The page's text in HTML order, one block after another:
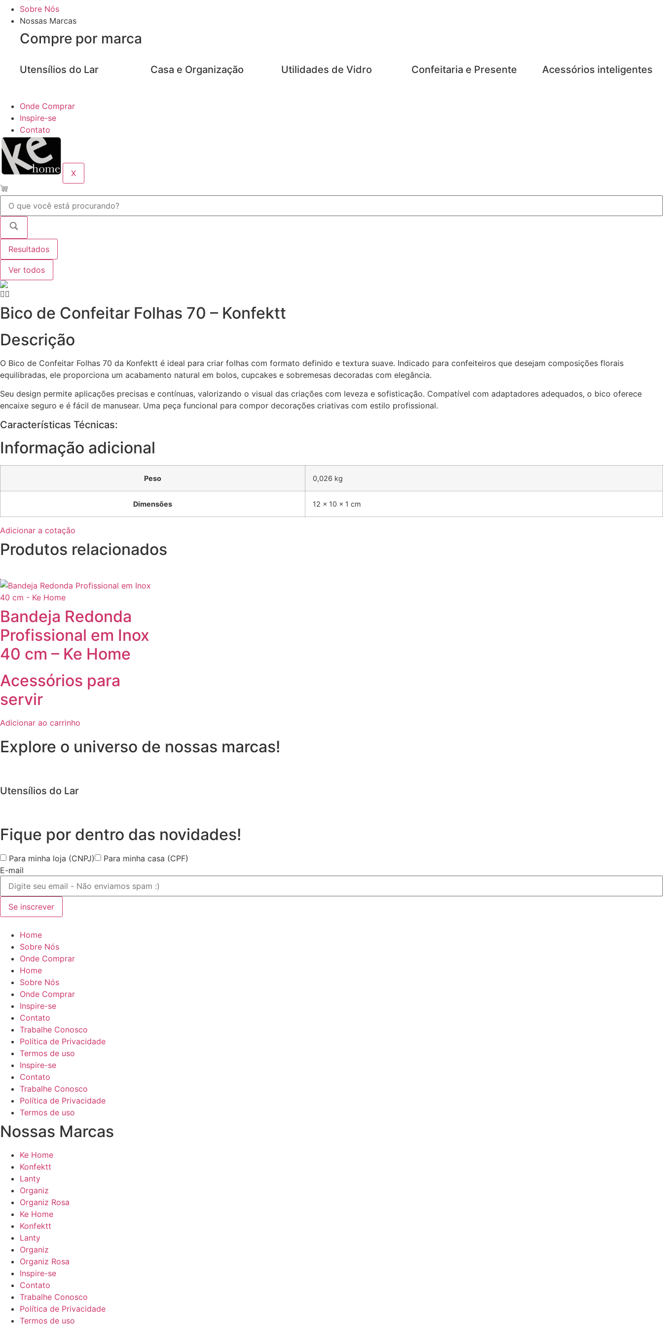
Sobre Nós
Nossas Marcas
Compre por marca
Utensílios do Lar Casa e Organização Utilidades de Vidro Confeitaria e Presente Acessórios inteligentes
Onde Comprar
Inspire-se
Contato
X
Pesquisar
Resultados
Ver todos
Bico de Confeitar Folhas 70 – Konfektt
Descrição
O Bico de Confeitar Folhas 70 da Konfektt é ideal para criar folhas com formato definido e textura suave. Indicado para confeiteiros que desejam composições florais
equilibradas, ele proporciona um acabamento natural em bolos, cupcakes e sobremesas decoradas com elegância.
Seu design permite aplicações precisas e contínuas, valorizando o visual das criações com leveza e sofisticação. Compatível com adaptadores adequados, o bico oferece
encaixe seguro e é fácil de manusear. Uma peça funcional para compor decorações criativas com estilo profissional.
Características Técnicas:
Informação adicional
Peso 0,026 kg
Dimensões 12 × 10 × 1 cm
Adicionar a cotação
Produtos relacionados
Bandeja Redonda
Profissional em Inox
40 cm – Ke Home
Acessórios para
servir
Adicionar ao carrinho
Explore o universo de nossas marcas!
Utensílios do Lar
Fique por dentro das novidades!
Para minha loja (CNPJ)
Para minha casa (CPF)
E-mail
Se inscrever
Home
Sobre Nós
Onde Comprar
Home
Sobre Nós
Onde Comprar
Inspire-se
Contato
Trabalhe Conosco
Política de Privacidade
Termos de uso
Inspire-se
Contato
Trabalhe Conosco
Política de Privacidade
Termos de uso
Nossas Marcas
Ke Home
Konfektt
Lanty
Organiz
Organiz Rosa
Ke Home
Konfektt
Lanty
Organiz
Organiz Rosa
Inspire-se
Contato
Trabalhe Conosco
Política de Privacidade
Termos de uso